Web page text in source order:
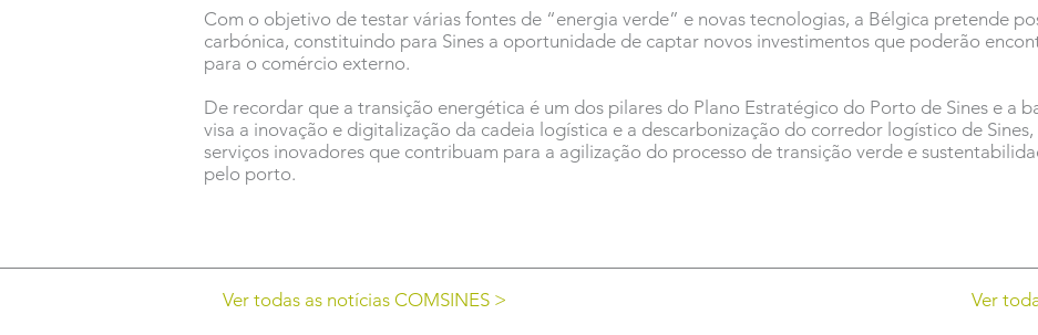
Com o objetivo de testar várias fontes de “energia verde” e novas tecnologias, a Bélgica pretende
carbónica, constituindo para Sines a oportunidade de captar novos investimentos que poderão
para o comércio externo.
De recordar que a transição energética é um dos pilares do Plano Estratégico do Porto de Sines e a
visa a inovação e digitalização da cadeia logística e a descarbonização do corredor logístico de
serviços inovadores que contribuam para a agilização do processo de transição verde e
pelo porto.
Ver todas as notícias COMSINES > Ver